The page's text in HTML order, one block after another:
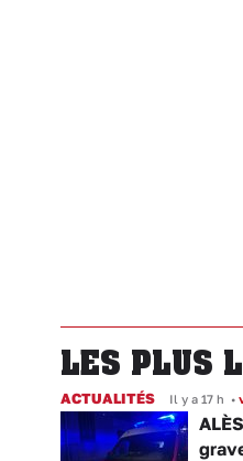
LES PLUS
ACTUALITÉS Il y a 17 h •